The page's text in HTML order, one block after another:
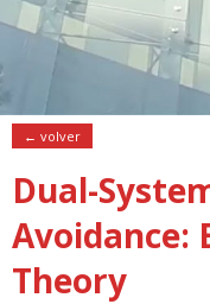
← volver
Dual-
Avoidance:
Theory